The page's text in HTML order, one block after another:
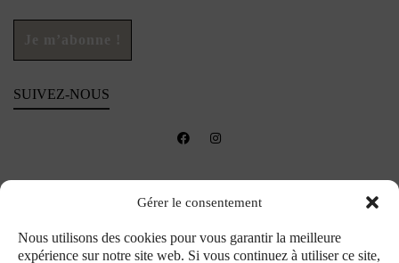
Gérer le consentement
Nous utilisons des cookies pour vous garantir la meilleure
expérience sur notre site web. Si vous continuez à utiliser ce site,
SUIVEZ-NOUS